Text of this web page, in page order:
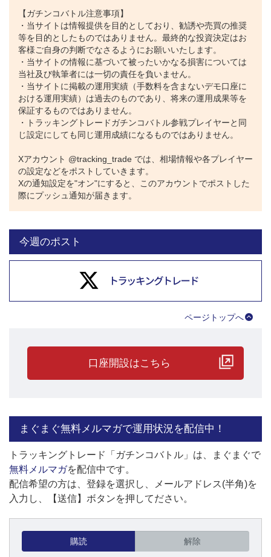
【ガチンコバトル注意事項】
・当サイトは情報提供を目的としており、勧誘や売買の推奨
等を目的としたものではありません。最終的な投資決定はお
客様ご自身の判断でなさるようにお願いいたします。
・当サイトの情報に基づいて被ったいかなる損害については
当社及び執筆者には一切の責任を負いません。
・当サイトに掲載の運用実績（手数料を含まないデモ口座に
おける運用実績）は過去のものであり、将来の運用成果等を
保証するものではありません。
・トラッキングトレードガチンコバトル参戦プレイヤーと同
じ設定にしても同じ運用成績になるものではありません。
Xアカウント @tracking_trade では、相場情報や各プレイヤー
の設定などをポストしていきます。
Xの通知設定を"オン"にすると、このアカウントでポストした
際にプッシュ通知が届きます。
今週のポスト
ページトップへ
口座開設はこちら
まぐまぐ無料メルマガで運用状況を配信中！
トラッキングトレード「ガチンコバトル」は、まぐまぐで
無料メルマガを配信中です。
配信希望の方は、登録を選択し、メールアドレス(半角)を
入力し、【送信】ボタンを押してださい。
購読 解除